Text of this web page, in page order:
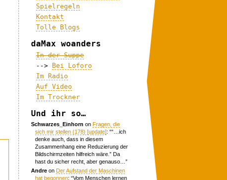
Spielregeln
Kontakt
Tolle Blogs
daMax woanders
In der Suppe
-->
Bei Loforo
Im Radio
Auf Video
Im Trockner
Und ihr so…
Schwarzes_Einhorn onFragen, die
sich mir stellen (178) [update]: ““…ich
denke auch, dass in diesem
Zusammenhang eine Reduzierung der
Bildschirmzeiten hilfreich wäre.” Da
hast du sicher recht, aber genauso… ”
Andre onDer Aufstand der Maschinen
hat begonnen: “Vom Menschen lernen